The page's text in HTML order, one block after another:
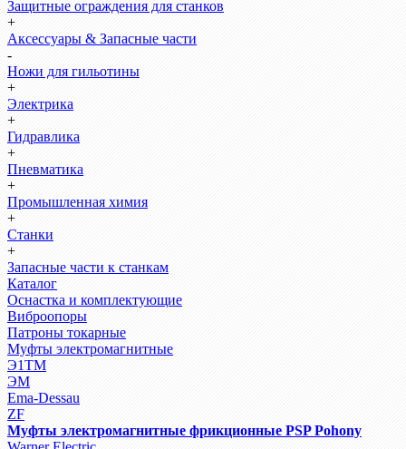
Защитные ограждения для станков
+
Аксессуары & Запасные части
-
Ножи для гильотины
+
Электрика
+
Гидравлика
+
Пневматика
+
Промышленная химия
+
Станки
+
Запасные части к станкам
Каталог
Оснастка и комплектующие
Виброопоры
Патроны токарные
Муфты электромагнитные
Э1ТМ
ЭМ
Ema-Dessau
ZF
Муфты электромагнитные фрикционные PSP Pohony